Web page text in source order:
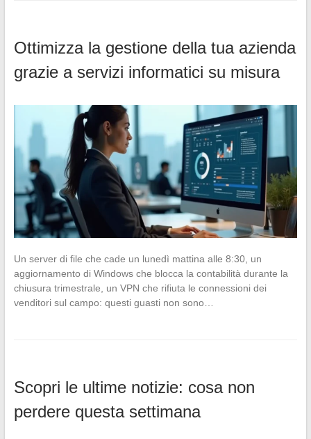
Ottimizza la gestione della tua azienda
grazie a servizi informatici su misura
Un server di file che cade un lunedì mattina alle 8:30, un
aggiornamento di Windows che blocca la contabilità durante la
chiusura trimestrale, un VPN che rifiuta le connessioni dei
venditori sul campo: questi guasti non sono…
Scopri le ultime notizie: cosa non
perdere questa settimana